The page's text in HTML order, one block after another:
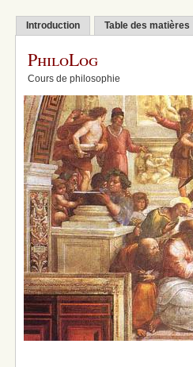
Introduction Table des matières
PhiloLog
Cours de philosophie